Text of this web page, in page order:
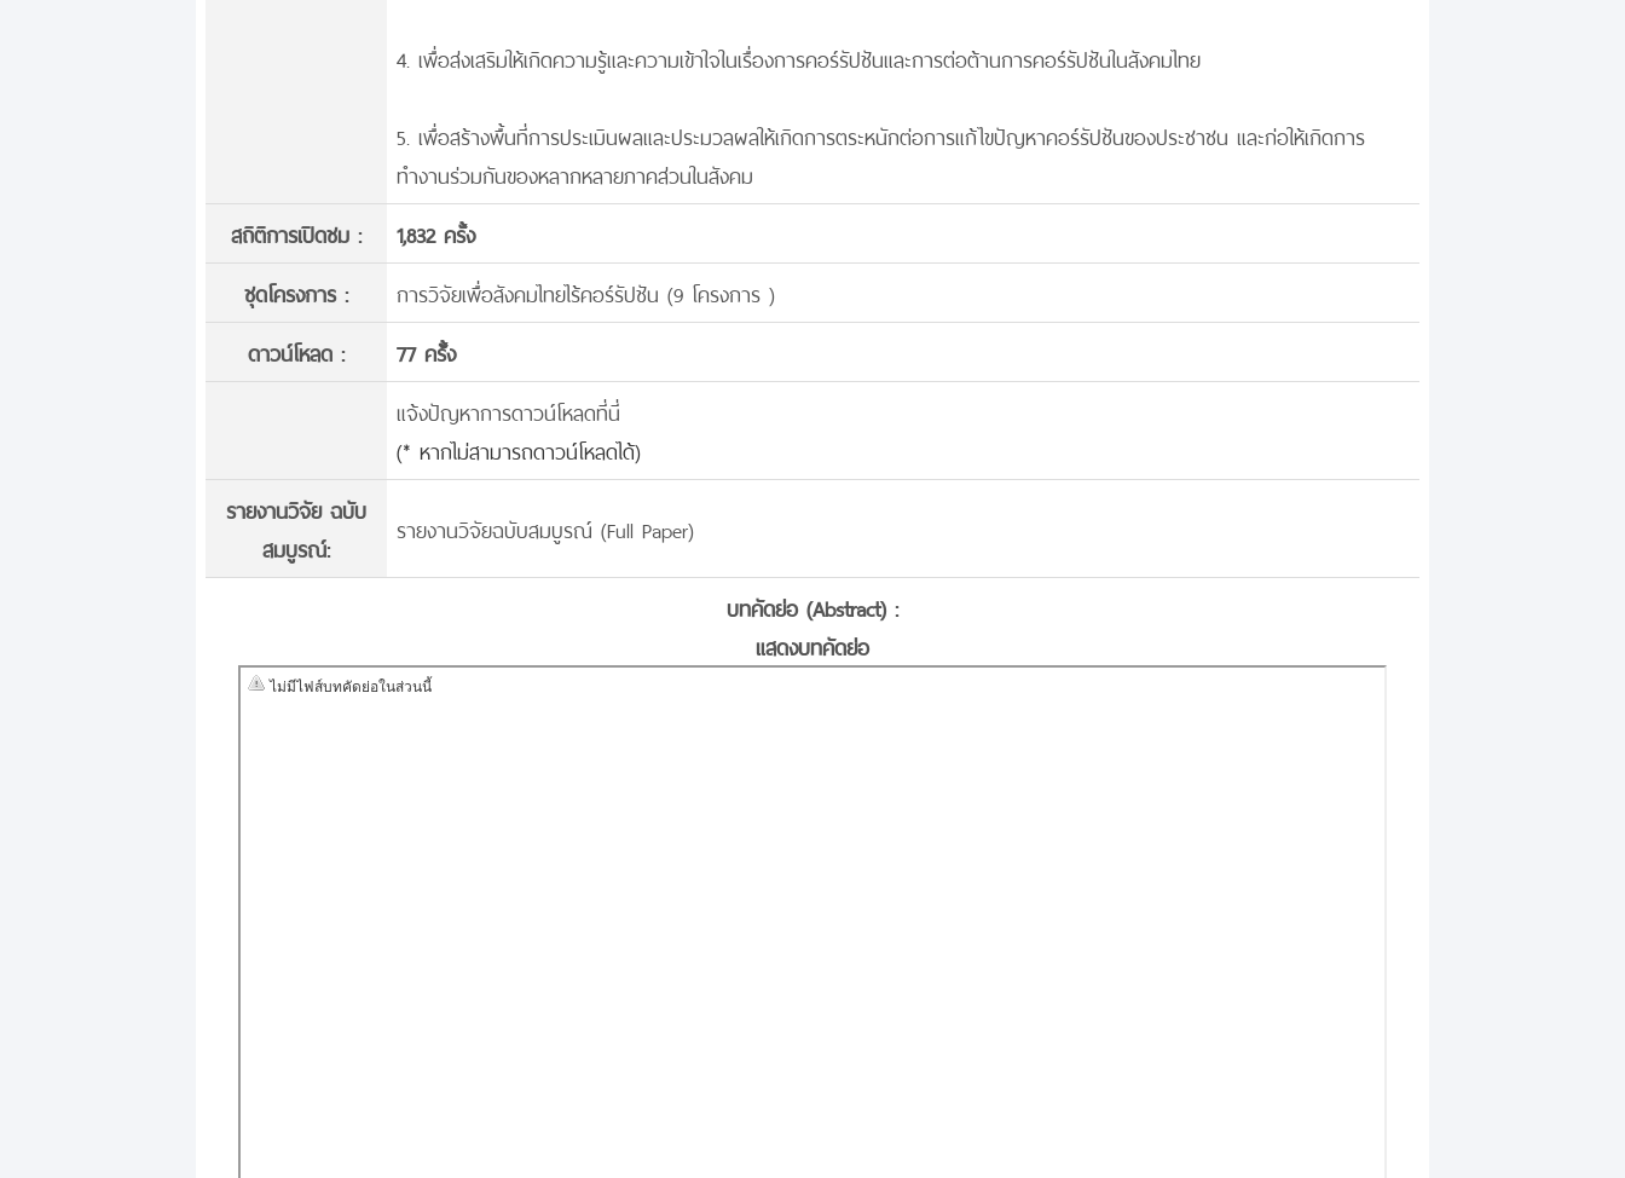
4. เพื่อส่งเสริมให้เกิดความรู้และความเข้าใจในเรื่องการคอร์รัปชันและการต่อต้านการคอร์รัปชันในสังคมไทย
5. เพื่อสร้างพื้นที่การประเมินผลและประมวลผลให้เกิดการตระหนักต่อการแก้ไขปัญหาคอร์รัปชันของประชาชน และก่อให้เกิดการ
ทำงานร่วมกันของหลากหลายภาคส่วนในสังคม
สถิติการเปิดชม :
1,832 ครั้ง
ชุดโครงการ :
การวิจัยเพื่อสังคมไทยไร้คอร์รัปชัน (9 โครงการ )
ดาวน์โหลด :
77 ครั้้ง
แจ้งปัญหาการดาวน์โหลดที่นี่
(* หากไม่สามารถดาวน์โหลดได้)
รายงานวิจัย ฉบับ
สมบูรณ์:
รายงานวิจัยฉบับสมบูรณ์ (Full Paper)
บทคัดย่อ (Abstract) :
แสดงบทคัดย่อ